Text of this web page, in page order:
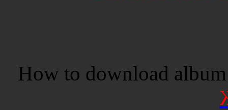
How to download